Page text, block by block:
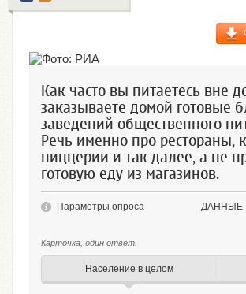
Как часто вы питаетесь вне
заказываете домой готовые
заведений общественного
Речь именно про рестораны,
пиццерии и так далее, а не
готовую еду из магазинов.
ДАННЫЕ
Параметры опроса
Карточка, один ответ.
Население в целом